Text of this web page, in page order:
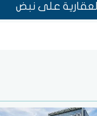
العقارية على نبض